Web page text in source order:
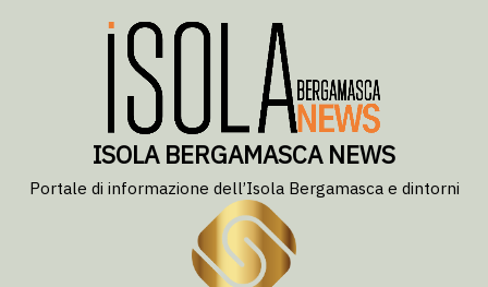
ISOLA BERGAMASCA NEWS
Portale di informazione dell’Isola Bergamasca e dintorni